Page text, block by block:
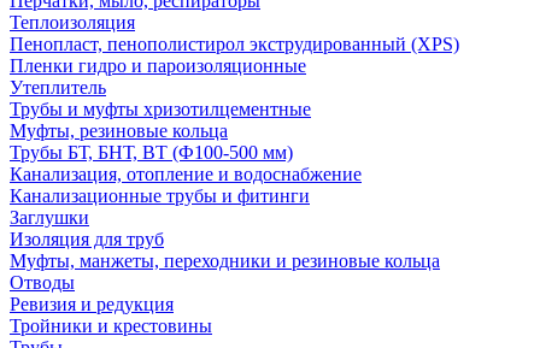
Теплоизоляция
Пенопласт, пенополистирол экструдированный (XPS)
Пленки гидро и пароизоляционные
Утеплитель
Трубы и муфты хризотилцементные
Муфты, резиновые кольца
Трубы БТ, БНТ, ВТ (Ф100-500 мм)
Канализация, отопление и водоснабжение
Канализационные трубы и фитинги
Заглушки
Изоляция для труб
Муфты, манжеты, переходники и резиновые кольца
Отводы
Ревизия и редукция
Тройники и крестовины